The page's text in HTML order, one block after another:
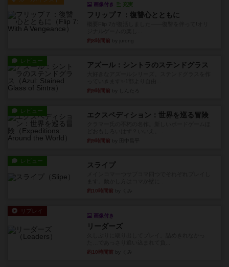
画像付き 充実
フリップ７：復讐心とともに
約8時間前
レビュー アズール：シントラのステンドグラス
約9時間前
レビュー エクスペディション：世界を巡る冒険
約9時間前
レビュー スライプ
約10時間前
リプレイ
画像付き
リーダーズ
約10時間前